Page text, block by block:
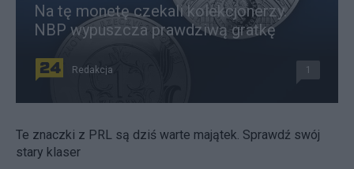
Na tę monetę czekali kolekcjonerzy.
NBP wypuszcza prawdziwą gratkę
Redakcja 1
Te znaczki z PRL są dziś warte majątek. Sprawdź swój
stary klaser